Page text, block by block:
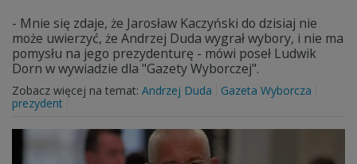
- Mnie się zdaje, że Jarosław Kaczyński do dzisiaj nie
może uwierzyć, że Andrzej Duda wygrał wybory, i nie ma
pomysłu na jego prezydenturę - mówi poseł Ludwik
Dorn w wywiadzie dla "Gazety Wyborczej".
Zobacz więcej na temat: Andrzej Duda
Gazeta Wyborcza
prezydent